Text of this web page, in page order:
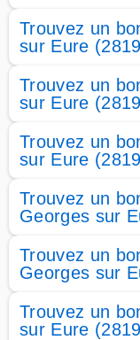
Trouvez un
sur Eure
Trouvez un
sur Eure
Trouvez un
sur Eure
Trouvez un
Georges sur
Trouvez un
Georges sur
Trouvez un
sur Eure